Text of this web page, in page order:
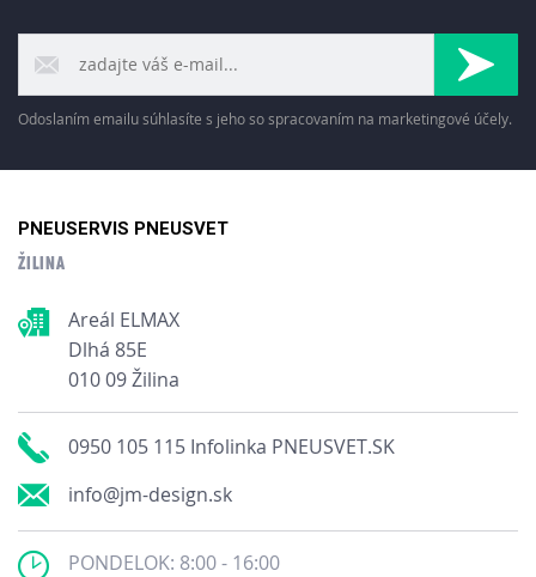
Odoslaním emailu súhlasíte s jeho so spracovaním na marketingové účely.
PNEUSERVIS PNEUSVET
ŽILINA
Areál ELMAX
Dlhá 85E
010 09 Žilina
0950 105 115 Infolinka PNEUSVET.SK
info@jm-design.sk
PONDELOK: 8:00 - 16:00